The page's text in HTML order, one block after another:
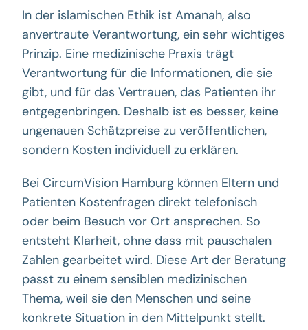
In der islamischen Ethik ist Amanah, also
anvertraute Verantwortung, ein sehr wichtiges
Prinzip. Eine medizinische Praxis trägt
Verantwortung für die Informationen, die sie
gibt, und für das Vertrauen, das Patienten ihr
entgegenbringen. Deshalb ist es besser, keine
ungenauen Schätzpreise zu veröffentlichen,
sondern Kosten individuell zu erklären.
Bei CircumVision Hamburg können Eltern und
Patienten Kostenfragen direkt telefonisch
oder beim Besuch vor Ort ansprechen. So
entsteht Klarheit, ohne dass mit pauschalen
Zahlen gearbeitet wird. Diese Art der Beratung
passt zu einem sensiblen medizinischen
Thema, weil sie den Menschen und seine
konkrete Situation in den Mittelpunkt stellt.